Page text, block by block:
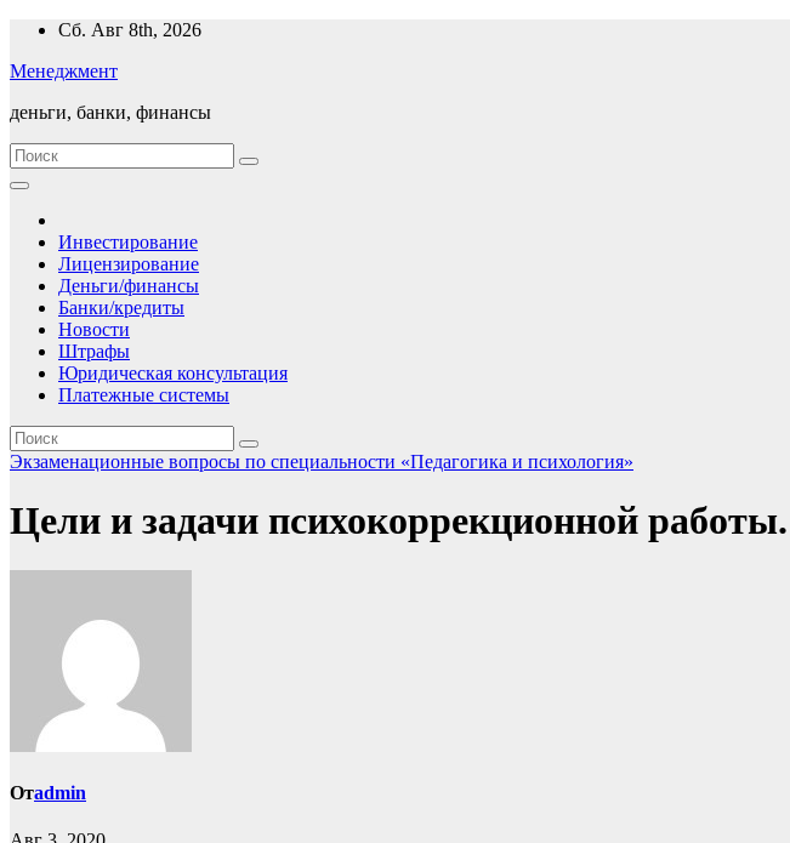
Перейти
содержимому
Сб. Авг 8th, 2026
Менеджмент
деньги, банки, финансы
Инвестирование
Лицензирование
Деньги/финансы
Банки/кредиты
Новости
Штрафы
Юридическая консультация
Платежные системы
Экзаменационные вопросы по специальности «Педагогика и психология»
Цели и задачи психокоррекционной
Отadmin